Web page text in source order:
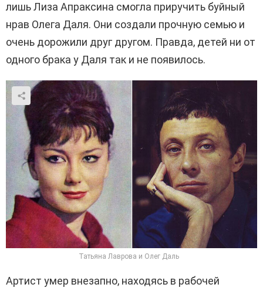
лишь Лиза Апраксина смогла приручить буйный
нрав Олега Даля. Они создали прочную семью и
очень дорожили друг другом. Правда, детей ни от
одного брака у Даля так и не появилось.
Татьяна Лаврова и Олег Даль
Артист умер внезапно, находясь в рабочей